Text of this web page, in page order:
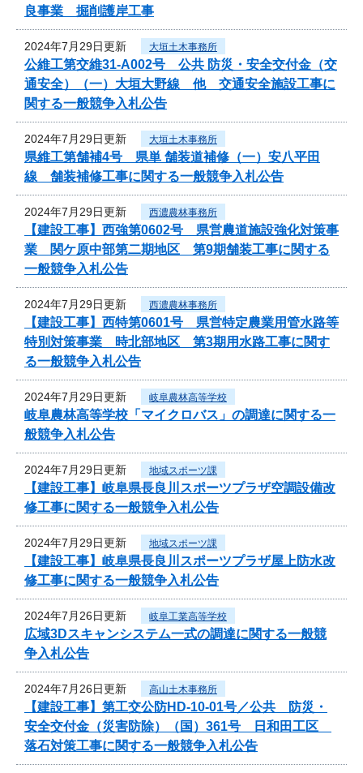
良事業 掘削護岸工事
2024年7月29日更新 大垣土木事務所
公維工第交維31-A002号 公共 防災・安全交付金（交
通安全）（一）大垣大野線 他 交通安全施設工事に
関する一般競争入札公告
2024年7月29日更新 大垣土木事務所
県維工第舗補4号 県単 舗装道補修（一）安八平田
線 舗装補修工事に関する一般競争入札公告
2024年7月29日更新 西濃農林事務所
【建設工事】西強第0602号 県営農道施設強化対策事
業 関ケ原中部第二期地区 第9期舗装工事に関する
一般競争入札公告
2024年7月29日更新 西濃農林事務所
【建設工事】西特第0601号 県営特定農業用管水路等
特別対策事業 時北部地区 第3期用水路工事に関す
る一般競争入札公告
2024年7月29日更新 岐阜農林高等学校
岐阜農林高等学校「マイクロバス」の調達に関する一
般競争入札公告
2024年7月29日更新 地域スポーツ課
【建設工事】岐阜県長良川スポーツプラザ空調設備改
修工事に関する一般競争入札公告
2024年7月29日更新 地域スポーツ課
【建設工事】岐阜県長良川スポーツプラザ屋上防水改
修工事に関する一般競争入札公告
2024年7月26日更新 岐阜工業高等学校
広域3Dスキャンシステム一式の調達に関する一般競
争入札公告
2024年7月26日更新 高山土木事務所
【建設工事】第工交公防HD-10-01号／公共 防災・
安全交付金（災害防除）（国）361号 日和田工区
落石対策工事に関する一般競争入札公告